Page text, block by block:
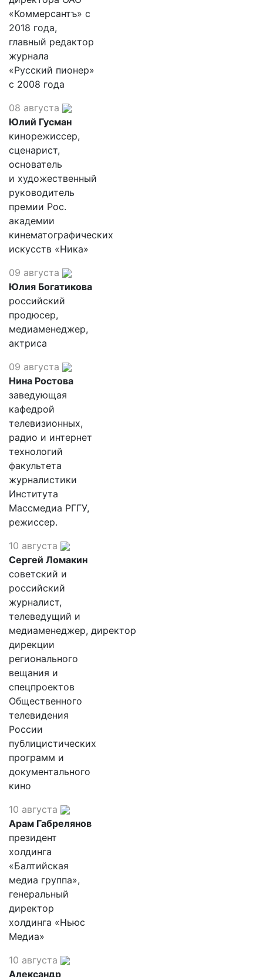
«Коммерсантъ» с
2018 года,
главный редактор
журнала
«Русский пионер»
с 2008 года
08 августа
Юлий Гусман
кинорежиссер,
сценарист,
основатель
и художественный
руководитель
премии Рос.
академии
кинематографических
искусств «Ника»
09 августа
Юлия Богатикова
российский
продюсер,
медиаменеджер,
актриса
09 августа
Нина Ростова
заведующая
кафедрой
телевизионных,
радио и интернет
технологий
факультета
журналистики
Института
Массмедиа РГГУ,
режиссер.
10 августа
Сергей Ломакин
советский и
российский
журналист,
телеведущий и
медиаменеджер, директор
дирекции
регионального
вещания и
спецпроектов
Общественного
телевидения
России
публицистических
программ и
документального
кино
10 августа
Арам Габрелянов
президент
холдинга
«Балтийская
медиа группа»,
генеральный
директор
холдинга «Ньюс
Медиа»
10 августа
Александр